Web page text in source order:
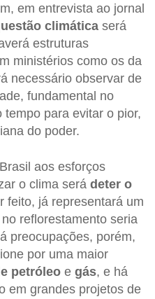
em entrevista ao jornal
climática será
estruturas
ministérios como os da
necessário observar de
fundamental no
para evitar o pior,
do poder.
aos esforços
o clima será deter o
feito, já representará um
reflorestamento seria
preocupações, porém,
por uma maior
petróleo e gás, e há
em grandes projetos de